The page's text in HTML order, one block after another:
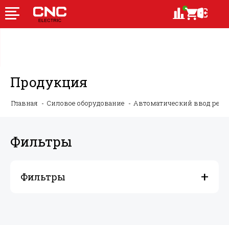
Продукция
Главная Силовое оборудование Автоматический ввод
Фильтры
Фильтры